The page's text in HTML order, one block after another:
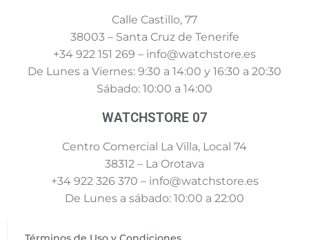
Calle Castillo, 77
38003 – Santa Cruz de Tenerife
+34 922 151 269 – info@watchstore.es
De Lunes a Viernes: 9:30 a 14:00 y 16:30 a 20:30
Sábado: 10:00 a 14:00
WATCHSTORE 07
Centro Comercial La Villa, Local 74
38312 – La Orotava
+34 922 326 370 – info@watchstore.es
De Lunes a sábado: 10:00 a 22:00